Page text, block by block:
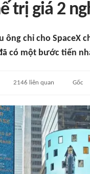
trị giá 2
ông chỉ cho SpaceX
có một bước tiến
2146 liên quan Gốc